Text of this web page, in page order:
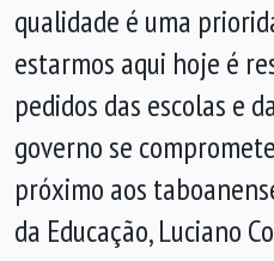
qualidade é uma
estarmos aqui hoje é
pedidos das escolas e
governo se
próximo aos
da Educação, Luciano